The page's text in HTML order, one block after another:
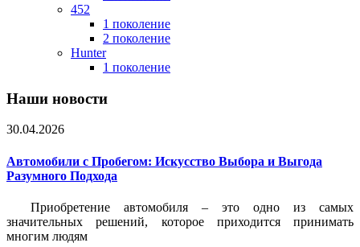
452
1 поколение
2 поколение
Hunter
1 поколение
Наши новости
30.04.2026
Автомобили с Пробегом: Искусство Выбора и Выгода
Разумного Подхода
Приобретение автомобиля – это одно из самых
значительных решений, которое приходится принимать
многим людям